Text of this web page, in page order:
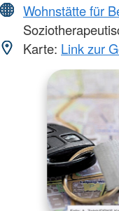
Wohnstätte für
Karte: Link zur